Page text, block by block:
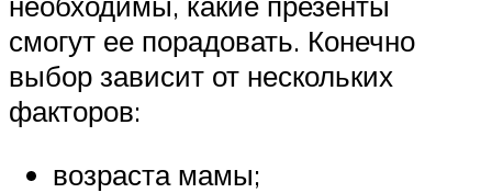
смогут ее порадовать. Конечно
выбор зависит от нескольких
факторов:
возраста мамы;